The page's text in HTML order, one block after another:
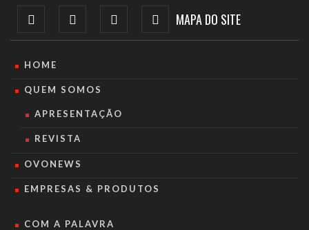
MAPA DO SITE
HOME
QUEM SOMOS
APRESENTAÇÃO
REVISTA
OVONEWS
EMPRESAS & PRODUTOS
COM A PALAVRA